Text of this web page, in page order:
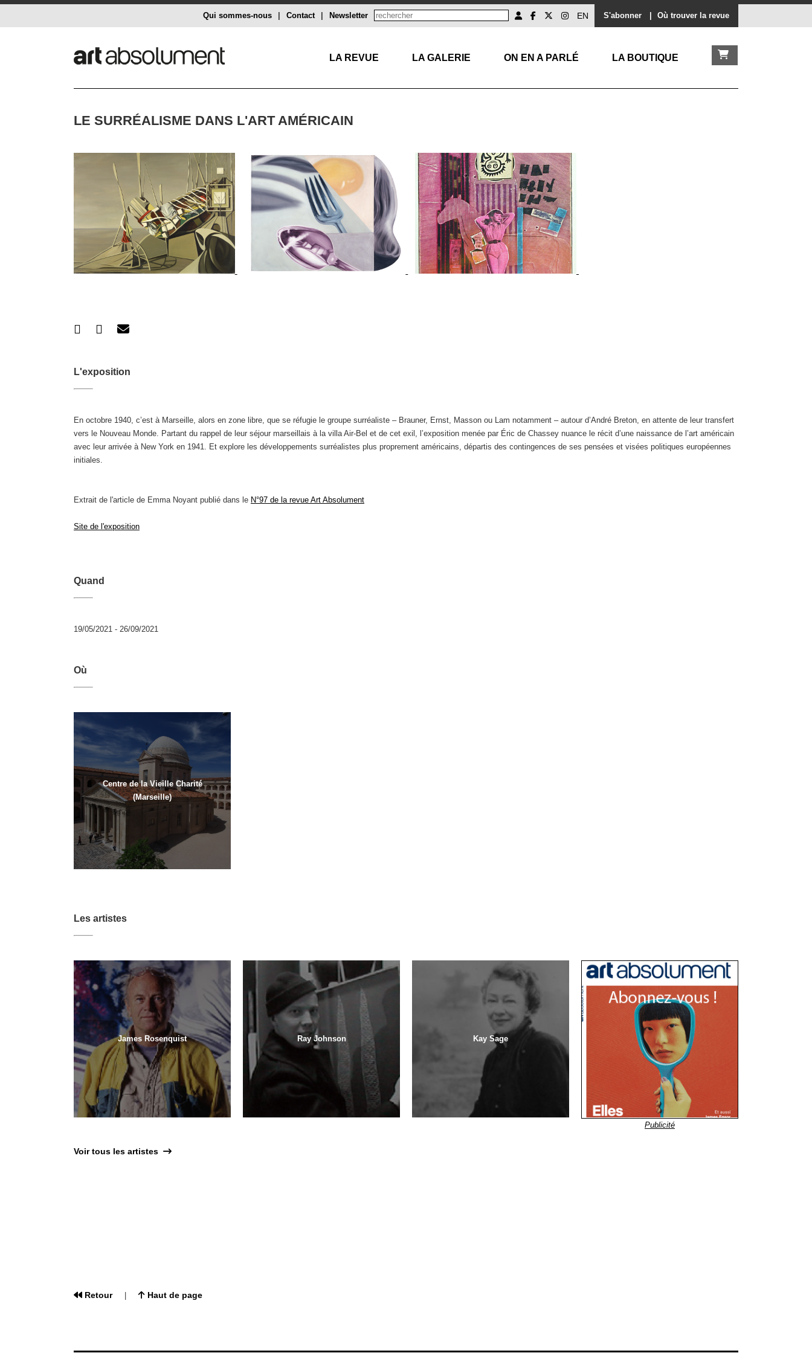
S'abonner Où trouver la revue
EN
Newsletter
Contact
Qui sommes-nous
LA REVUE LA GALERIE ON EN A PARLÉ LA BOUTIQUE
LE SURRÉALISME DANS L'ART AMÉRICAIN
L'exposition
En octobre 1940, c’est à Marseille, alors en zone libre, que se réfugie le groupe surréaliste – Brauner, Ernst, Masson ou Lam notamment – autour d’André Breton, en attente de leur transfert
vers le Nouveau Monde. Partant du rappel de leur séjour marseillais à la villa Air-Bel et de cet exil, l’exposition menée par Éric de Chassey nuance le récit d’une naissance de l’art américain
avec leur arrivée à New York en 1941. Et explore les développements surréalistes plus proprement américains, départis des contingences de ses pensées et visées politiques européennes
initiales.
Extrait de l'article de Emma Noyant publié dans le N°97 de la revue Art Absolument
Site de l'exposition
Quand
19/05/2021 - 26/09/2021
Où
Centre de la Vieille Charité
(Marseille)
Les artistes
James Rosenquist Ray Johnson Kay Sage
Publicité
Voir tous les artistes
Retour| Haut de page